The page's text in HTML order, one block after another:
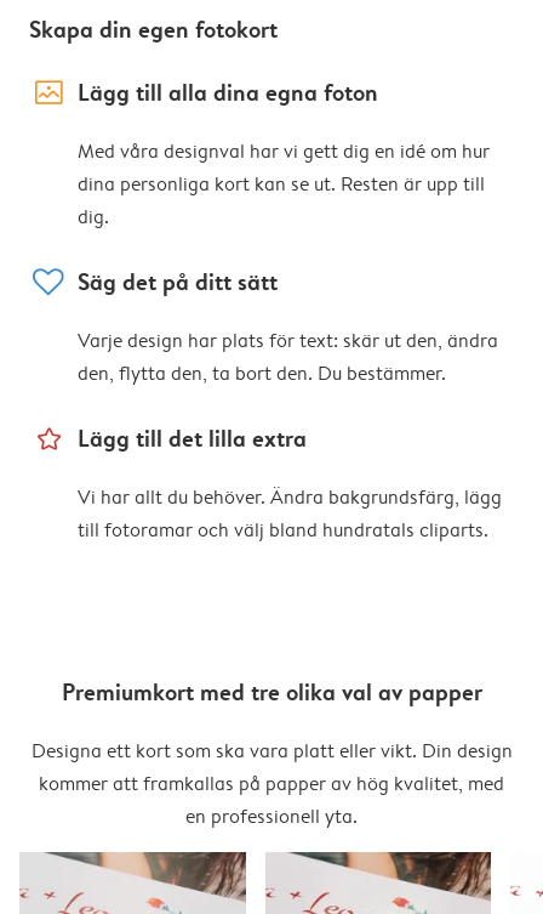
Skapa din egen fotokort
image_placeholder Lägg till alla dina egna foton
Med våra designval har vi gett dig en idé om hur
dina personliga kort kan se ut. Resten är upp till
dig.
heart Säg det på ditt sätt
Varje design har plats för text: skär ut den, ändra
den, flytta den, ta bort den. Du bestämmer.
star_outline Lägg till det lilla extra
Vi har allt du behöver. Ändra bakgrundsfärg, lägg
till fotoramar och välj bland hundratals cliparts.
Premiumkort med tre olika val av papper
Designa ett kort som ska vara platt eller vikt. Din design
kommer att framkallas på papper av hög kvalitet, med
en professionell yta.